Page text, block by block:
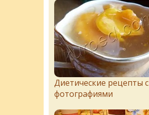
Диетические рецепты с
фотографиями